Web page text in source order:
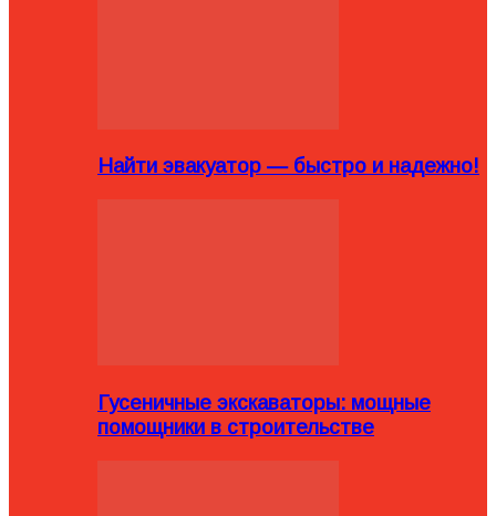
Найти эвакуатор — быстро и надежно!
Гусеничные экскаваторы: мощные
помощники в строительстве